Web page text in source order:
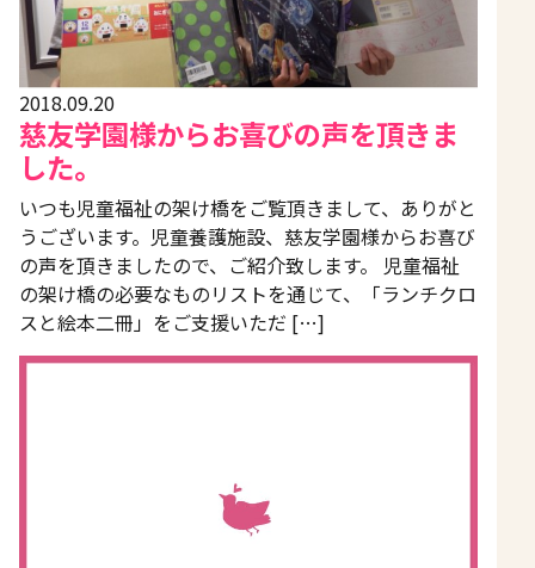
2018.09.20
慈友学園様からお喜びの声を頂きま
した。
いつも児童福祉の架け橋をご覧頂きまして、ありがと
うございます。児童養護施設、慈友学園様からお喜び
の声を頂きましたので、ご紹介致します。 児童福祉
の架け橋の必要なものリストを通じて、「ランチクロ
スと絵本二冊」をご支援いただ […]